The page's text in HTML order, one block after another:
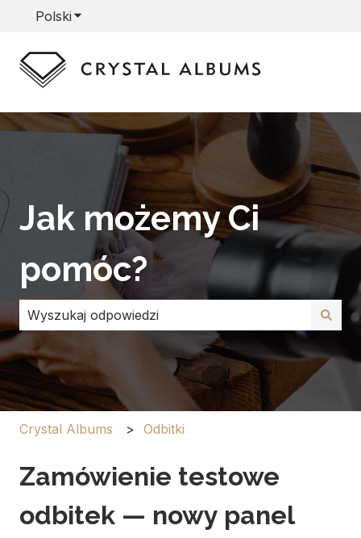
Polski Pokaż podmenu do tłumaczenia
Jak możemy Ci
pomóc?
Brak sugerowanych wyników, ponieważ pole
Crystal Albums Odbitki
Zamówienie testowe
odbitek — nowy panel